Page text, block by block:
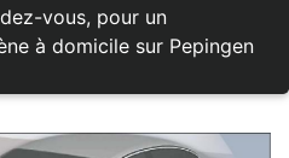
vous, pour un
à domicile sur Pepingen